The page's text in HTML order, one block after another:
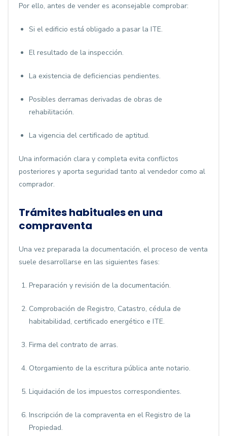
Por ello, antes de vender es aconsejable comprobar:
Si el edificio está obligado a pasar la ITE.
El resultado de la inspección.
La existencia de deficiencias pendientes.
Posibles derramas derivadas de obras de
rehabilitación.
La vigencia del certificado de aptitud.
Una información clara y completa evita conflictos
posteriores y aporta seguridad tanto al vendedor como al
comprador.
Trámites habituales en una
compraventa
Una vez preparada la documentación, el proceso de venta
suele desarrollarse en las siguientes fases:
Preparación y revisión de la documentación.
Comprobación de Registro, Catastro, cédula de
habitabilidad, certificado energético e ITE.
Firma del contrato de arras.
Otorgamiento de la escritura pública ante notario.
Liquidación de los impuestos correspondientes.
Inscripción de la compraventa en el Registro de la
Propiedad.